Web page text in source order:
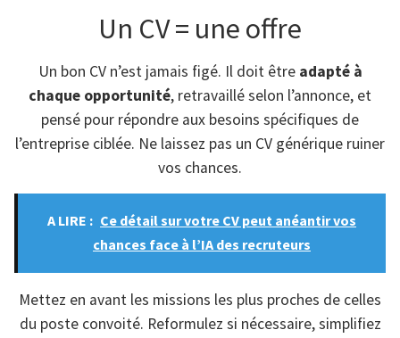
Un CV = une offre
Un bon CV n’est jamais figé. Il doit être adapté à
chaque opportunité, retravaillé selon l’annonce, et
pensé pour répondre aux besoins spécifiques de
l’entreprise ciblée. Ne laissez pas un CV générique ruiner
vos chances.
A LIRE : Ce détail sur votre CV peut anéantir vos
chances face à l’IA des recruteurs
Mettez en avant les missions les plus proches de celles
du poste convoité. Reformulez si nécessaire, simplifiez